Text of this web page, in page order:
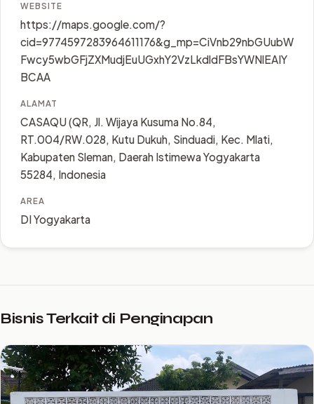
WEBSITE
https://maps.google.com/?
cid=9774597283964611176&g_mp=CiVnb29nbGUubW
Fwcy5wbGFjZXMudjEuUGxhY2VzLkdldFBsYWNlEAIY
BCAA
ALAMAT
CASAQU (QR, Jl. Wijaya Kusuma No.84,
RT.004/RW.028, Kutu Dukuh, Sinduadi, Kec. Mlati,
Kabupaten Sleman, Daerah Istimewa Yogyakarta
55284, Indonesia
AREA
DI Yogyakarta
Bisnis Terkait di Penginapan